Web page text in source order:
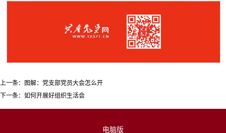
上一条： 图解：党支部党员大会怎么开
下一条： 如何开展好组织生活会
电脑版